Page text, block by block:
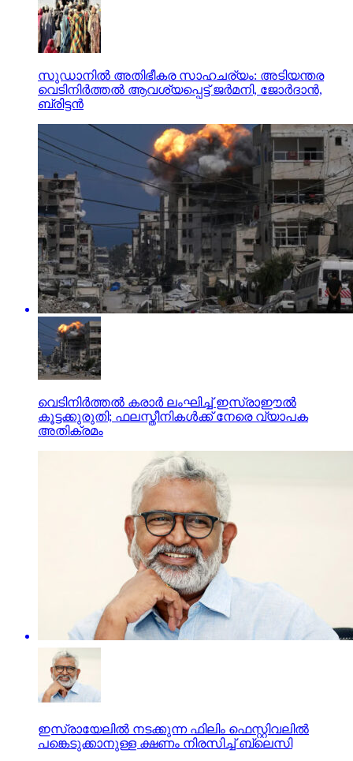
സുഡാനില്‍ അതിഭീകര സാഹചര്യം: അടിയന്തര
വെടിനിര്‍ത്തല്‍ ആവശ്യപ്പെട്ട് ജര്‍മനി, ജോര്‍ദാന്‍,
ബ്രിട്ടന്‍
വെടിനിര്‍ത്തല്‍ കരാര്‍ ലംഘിച്ച് ഇസ്രാഈല്‍
കൂട്ടക്കുരുതി; ഫലസ്തീനികള്‍ക്ക് നേരെ വ്യാപക
അതിക്രമം
ഇസ്രായേലില്‍ നടക്കുന്ന ഫിലിം ഫെസ്റ്റിവലില്‍
പങ്കെടുക്കാനുള്ള ക്ഷണം നിരസിച്ച് ബ്ലെസി